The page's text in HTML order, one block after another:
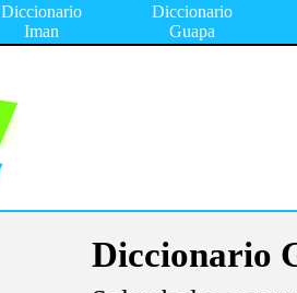
Diccionario
Iman
Diccionario
Guapa
Diccionario